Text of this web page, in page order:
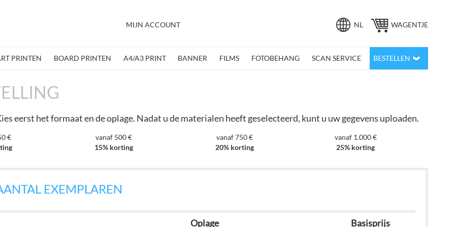
MIJN ACCOUNT Taal NL WAGENTJE
PRINTEN BOARD PRINTEN A4/A3 PRINT BANNER FILMS FOTOBEHANG SCAN SERVICE BESTELLEN
eerst het formaat en de oplage. Nadat u de materialen heeft geselecteerd, kunt u uw gegevens uploaden.
€
vanaf 500 €
15% korting
vanaf 750 €
20% korting
vanaf 1.000 €
25% korting
EXEMPLAREN
Oplage Basisprijs